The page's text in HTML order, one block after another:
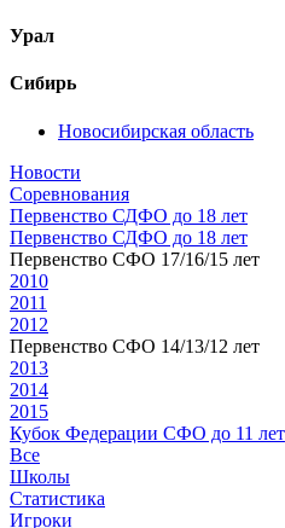
Урал
Сибирь
Новосибирская область
Новости
Соревнования
Первенство СДФО до 18 лет
Первенство СДФО до 18 лет
Первенство СФО 17/16/15 лет
2010
2011
2012
Первенство СФО 14/13/12 лет
2013
2014
2015
Кубок Федерации СФО до 11 лет
Все
Школы
Статистика
Игроки